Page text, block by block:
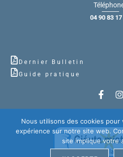
04 90 83
Dernier Bulletin
Guide pratique
Nous utilisons des cookies pour
expérience sur notre site web.
site implique votre